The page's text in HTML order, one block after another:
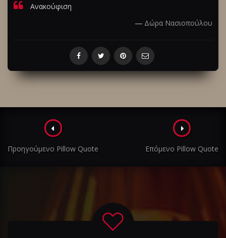
Ανακούφιση
― Δώρα Νασιοπούλου
Πλοήγηση
στα
άρθρα
Προηγούμενο Pillow Quote Επόμενο Pillow Quote